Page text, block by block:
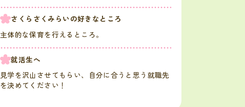
さくらさくみらいの好きなところ
主体的な保育を行えるところ。
就活生へ
見学を沢山させてもらい、自分に合うと思う就職先
を決めてください！